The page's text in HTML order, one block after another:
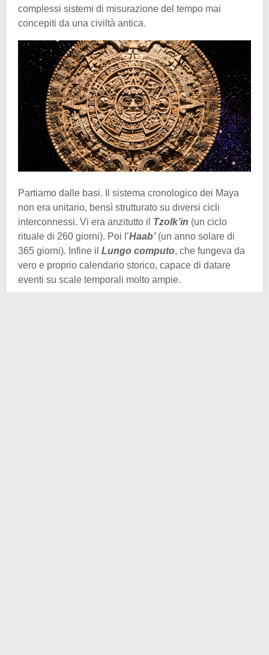
complessi sistemi di misurazione del tempo mai
concepiti da una civiltà antica.
Partiamo dalle basi. Il sistema cronologico dei Maya
non era unitario, bensì strutturato su diversi cicli
interconnessi. Vi era anzitutto il Tzolk’in (un ciclo
rituale di 260 giorni). Poi l’Haab’(un anno solare di
365 giorni). Infine il Lungo computo, che fungeva da
vero e proprio calendario storico, capace di datare
eventi su scale temporali molto ampie.